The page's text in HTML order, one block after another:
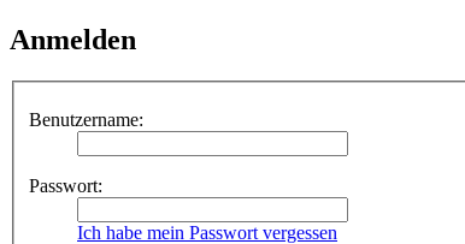
Anmelden
Benutzername:
Passwort:
Ich habe mein Passwort vergessen